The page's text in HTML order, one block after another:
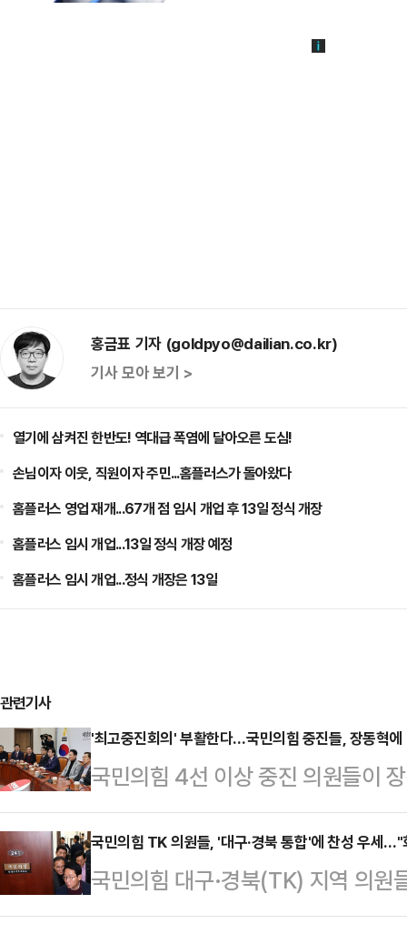
홍금표 기자 (goldpyo@dailian.co.kr)
기사 모아 보기 >
열기에 삼켜진 한반도! 역대급 폭염에 달아오른 도심!
손님이자 이웃, 직원이자 주민...홈플러스가 돌아왔다
홈플러스 영업 재개...67개 점 임시 개업 후 13일 정식 개장
홈플러스 임시 개업...13일 정식 개장 예정
홈플러스 임시 개업...정식 개장은 13일
관련기사
'최고중진회의' 부활한다…국민의힘 중진들, 장동혁
국민의힘 4선 이상 중진 의원들이
전달하면서 돌파구 마련을 촉구했
석회의'를 부활시켜 중진 의원들의
놨다.장동혁 대표는 26일 국회에
표가 주최하는 최고중진회의를 다
국민의힘 TK 의원들, '대구·경북 통합'에 찬성 우세…"
국민의힘 대구·경북(TK) 지역 의원
찬반 투표를 한 결과 '찬성 의견'이